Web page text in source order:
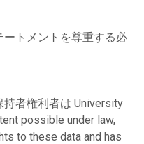
トメントを尊重する必
者権利者は University
possible under law,
to these data and has